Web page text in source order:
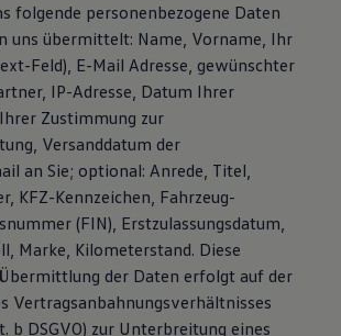
folgende personenbezogene Daten
uns übermittelt: Name, Vorname, Ihr
Feld), E-Mail Adresse, gewünschter
IP-Adresse, Datum Ihrer
Zustimmung zur
Versanddatum der
an Sie; optional: Anrede, Titel,
KFZ-Kennzeichen, Fahrzeug-
(FIN), Erstzulassungsdatum,
Marke, Kilometerstand. Diese
der Daten erfolgt auf der
Vertragsanbahnungsverhältnisses
b DSGVO) zur Unterbreitung eines